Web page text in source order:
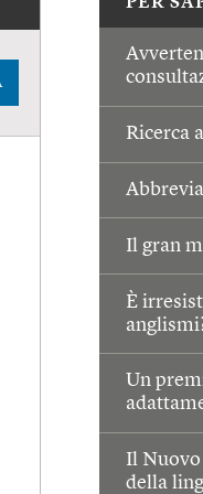
Ricerca
Il gran
È
Un
Il Nuovo
della